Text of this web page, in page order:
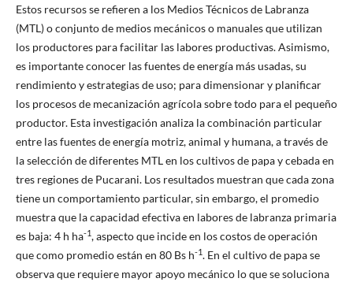
Estos recursos se refieren a los Medios Técnicos de Labranza
(MTL) o conjunto de medios mecánicos o manuales que utilizan
los productores para facilitar las labores productivas. Asimismo,
es importante conocer las fuentes de energía más usadas, su
rendimiento y estrategias de uso; para dimensionar y planificar
los procesos de mecanización agrícola sobre todo para el pequeño
productor. Esta investigación analiza la combinación particular
entre las fuentes de energía motriz, animal y humana, a través de
la selección de diferentes MTL en los cultivos de papa y cebada en
tres regiones de Pucarani. Los resultados muestran que cada zona
tiene un comportamiento particular, sin embargo, el promedio
muestra que la capacidad efectiva en labores de labranza primaria
es baja: 4 h ha-1, aspecto que incide en los costos de operación
que como promedio están en 80 Bs h-1. En el cultivo de papa se
observa que requiere mayor apoyo mecánico lo que se soluciona